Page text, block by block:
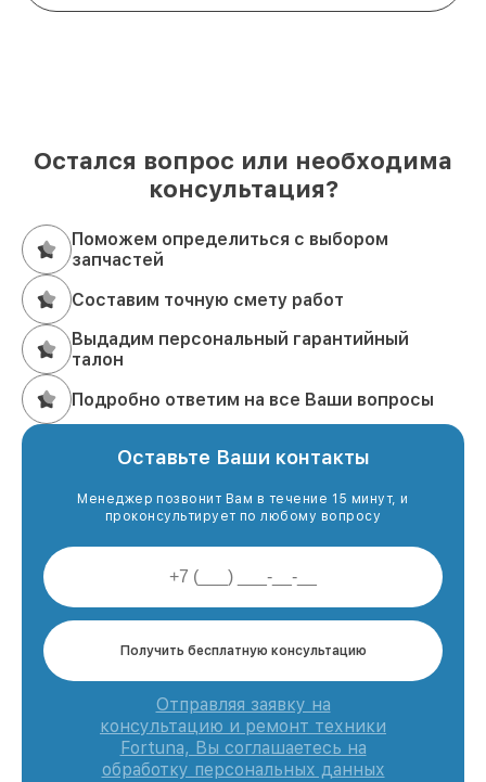
Остался вопрос или необходима
консультация?
Поможем определиться с выбором
запчастей
Составим точную смету работ
Выдадим персональный гарантийный
талон
Подробно ответим на все Ваши вопросы
Оставьте Ваши контакты
Менеджер позвонит Вам в течение 15 минут, и
проконсультирует по любому вопросу
Получить бесплатную консультацию
Отправляя заявку на
консультацию и ремонт техники
Fortuna, Вы соглашаетесь на
обработку персональных данных